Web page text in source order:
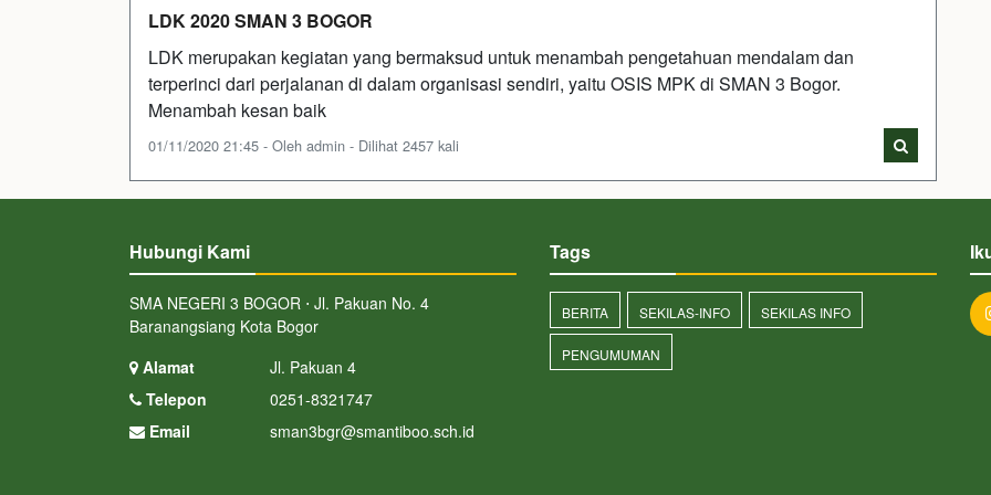
LDK 2020 SMAN 3 BOGOR
LDK merupakan kegiatan yang bermaksud untuk menambah pengetahuan mendalam dan
terperinci dari perjalanan di dalam organisasi sendiri, yaitu OSIS MPK di SMAN 3 Bogor.
Menambah kesan baik
01/11/2020 21:45 - Oleh admin - Dilihat 2457 kali
Hubungi Kami
SMA NEGERI 3 BOGOR ⋅ Jl. Pakuan No. 4
Baranangsiang Kota Bogor
Alamat
Jl. Pakuan 4
Telepon
0251-8321747
Email
sman3bgr@smantiboo.sch.id
Tags
BERITA SEKILAS-INFO SEKILAS INFO
PENGUMUMAN